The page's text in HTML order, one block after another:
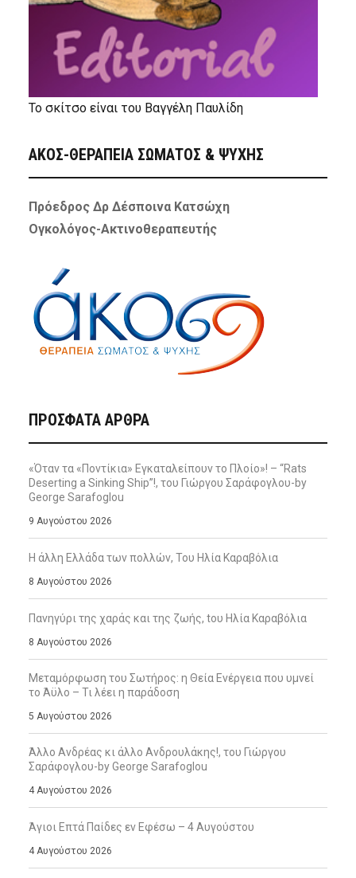
Το σκίτσο είναι του Βαγγέλη Παυλίδη
ΑΚΟΣ-ΘΕΡΑΠΕΙΑ ΣΩΜΑΤΟΣ & ΨΥΧΗΣ
Πρόεδρος Δρ Δέσποινα Κατσώχη
Ογκολόγος-Ακτινοθεραπευτής
ΠΡΌΣΦΑΤΑ ΆΡΘΡΑ
«Όταν τα «Ποντίκια» Εγκαταλείπουν το Πλοίο»! – “Rats
Deserting a Sinking Ship”!, του Γιώργου Σαράφογλου-by
George Sarafoglou
9 Αυγούστου 2026
Η άλλη Ελλάδα των πολλών, Του Ηλία Καραβόλια
8 Αυγούστου 2026
Πανηγύρι της χαράς και της ζωής, tου Ηλία Καραβόλια
8 Αυγούστου 2026
Μεταμόρφωση του Σωτήρος: η Θεία Ενέργεια που υμνεί
το Άϋλο – Τι λέει η παράδοση
5 Αυγούστου 2026
Άλλο Ανδρέας κι άλλο Ανδρουλάκης!, του Γιώργου
Σαράφογλου-by George Sarafoglou
4 Αυγούστου 2026
Άγιοι Επτά Παίδες εν Εφέσω – 4 Αυγούστου
4 Αυγούστου 2026